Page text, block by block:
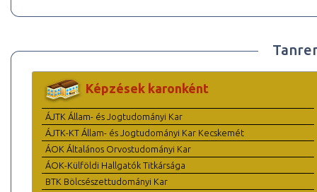
Képzések karonként
ÁJTK Állam- és Jogtudományi Kar
ÁJTK-KT Állam- és Jogtudományi Kar Kecskemét
ÁOK Általános Orvostudományi Kar
ÁOK-Külföldi Hallgatók Titkársága
BTK Bölcsészettudományi Kar